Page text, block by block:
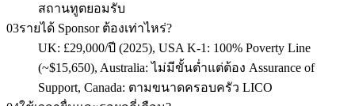
สถานทูตยอมรับ
03รายได้ Sponsor ต้องเท่าไหร่?
UK: £29,000/ปี (2025), USA K-1: 100% Poverty Line
(~$15,650), Australia: ไม่มีขั้นต่ำแต่ต้อง Assurance of
Support, Canada: ตามขนาดครอบครัว LICO